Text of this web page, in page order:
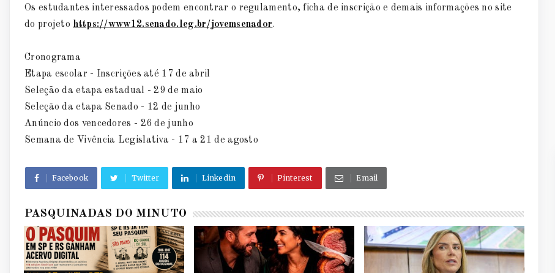
Os estudantes interessados podem encontrar o regulamento, ficha de inscrição e demais informações no site
do projeto https://www12.senado.leg.br/jovemsenador.
Cronograma
Etapa escolar - Inscrições até 17 de abril
Seleção da etapa estadual - 29 de maio
Seleção da etapa Senado - 12 de junho
Anúncio dos vencedores - 26 de junho
Semana de Vivência Legislativa - 17 a 21 de agosto
Facebook Twitter Linkedin Pinterest Email
PASQUINADAS DO MINUTO